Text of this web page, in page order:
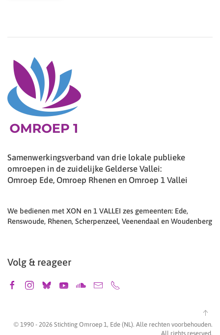
Samenwerkingsverband van drie lokale publieke
omroepen in de zuidelijke Gelderse Vallei:
Omroep Ede, Omroep Rhenen en Omroep 1 Vallei
We bedienen met XON en 1 VALLEI zes gemeenten: Ede,
Renswoude, Rhenen, Scherpenzeel, Veenendaal en Woudenberg
Volg & reageer
© 1990 - 2026 Stichting Omroep 1, Ede (NL). Alle rechten voorbehouden.
All rights reserved.